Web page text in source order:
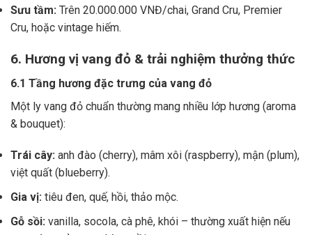
Sưu tầm: Trên 20.000.000 VNĐ/chai, Grand Cru, Premier
Cru, hoặc vintage hiếm.
6. Hương vị vang đỏ & trải nghiệm thưởng thức
6.1 Tầng hương đặc trưng của vang đỏ
Một ly vang đỏ chuẩn thường mang nhiều lớp hương (aroma
& bouquet):
Trái cây: anh đào (cherry), mâm xôi (raspberry), mận (plum),
việt quất (blueberry).
Gia vị: tiêu đen, quế, hồi, thảo mộc.
Gỗ sồi: vanilla, socola, cà phê, khói – thường xuất hiện nếu